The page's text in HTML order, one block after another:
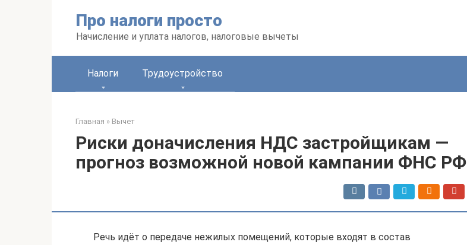
Про налоги просто
Начисление и уплата налогов, налоговые вычеты
Налоги Трудоустройство
Главная » Вычет
Риски доначисления НДС застройщикам —
прогноз возможной новой кампании ФНС РФ
Речь идёт о передаче нежилых помещений, которые входят в состав